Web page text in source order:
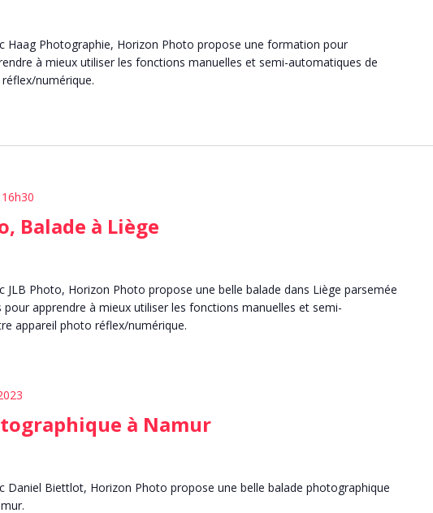
Haag Photographie, Horizon Photo propose une formation pour
à mieux utiliser les fonctions manuelles et semi-automatiques de
numérique.
Balade à Liège
16h30
JLB Photo, Horizon Photo propose une belle balade dans Liège parsemée
pour apprendre à mieux utiliser les fonctions manuelles et semi-
appareil photo réflex/numérique.
à Namur
Daniel Biettlot, Horizon Photo propose une belle balade photographique